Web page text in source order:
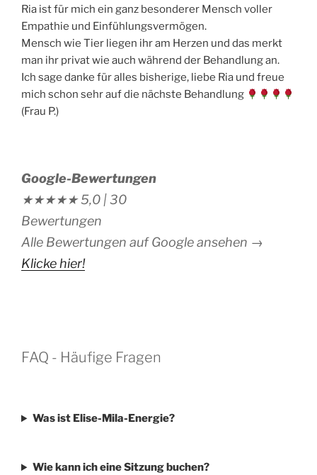
Ria ist für mich ein ganz besonderer Mensch voller
Empathie und Einfühlungsvermögen.
Mensch wie Tier liegen ihr am Herzen und das merkt
man ihr privat wie auch während der Behandlung an.
Ich sage danke für alles bisherige, liebe Ria und freue
mich schon sehr auf die nächste Behandlung
(Frau P.)
Google-Bewertungen
★★★★★5,0 |30
Bewertungen
Alle Bewertungen auf Google ansehen →
Klicke hier!
FAQ - Häufige Fragen
Was ist Elise-Mila-Energie?
Wie kann ich eine Sitzung buchen?